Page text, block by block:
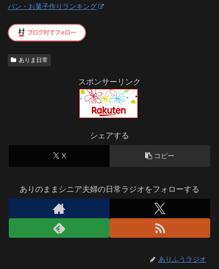
パン・お菓子作りランキング
ありま日常
スポンサーリンク
シェアする
X コピー
ありのままシニア夫婦の日常ラジオをフォローする
ありふうラジオ